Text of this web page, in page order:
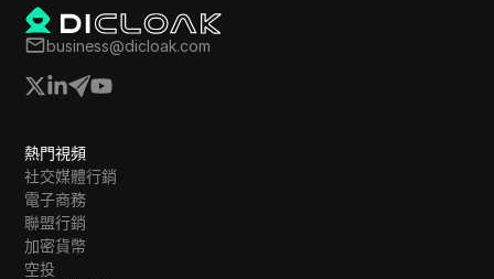
business@dicloak.com
熱門視頻
社交媒體行銷
電子商務
聯盟行銷
加密貨幣
空投